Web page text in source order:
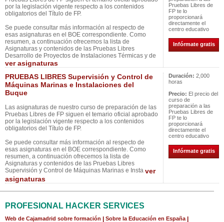
por la legislación vigente respecto a los contenidos
obligatorios del Título de FP.
Se puede consultar más información al respecto de
esas asignaturas en el BOE correspondiente. Como
resumen, a continuación ofrecemos la lista de
Asignaturas y contenidos de las Pruebas Libres
Desarrollo de Proyectos de Instalaciones Térmicas y de
ver asignaturas
Pruebas Libres de
FP te lo
proporcionará
directamente el
centro educativo
Infórmate gratis
PRUEBAS LIBRES Supervisión y Control de
Máquinas Marinas e Instalaciones del
Buque
Las asignaturas de nuestro curso de preparación de las
Pruebas Libres de FP siguen el temario oficial aprobado
por la legislación vigente respecto a los contenidos
obligatorios del Título de FP.
Se puede consultar más información al respecto de
esas asignaturas en el BOE correspondiente. Como
resumen, a continuación ofrecemos la lista de
Asignaturas y contenidos de las Pruebas Libres
Supervisión y Control de Máquinas Marinas e Insta ver
asignaturas
Duración: 2,000
horas
Precio: El precio del
curso de
preparación a las
Pruebas Libres de
FP te lo
proporcionará
directamente el
centro educativo
Infórmate gratis
PROFESIONAL HACKER SERVICES
Web de Cajamadrid sobre formación Sobre la Educación en España